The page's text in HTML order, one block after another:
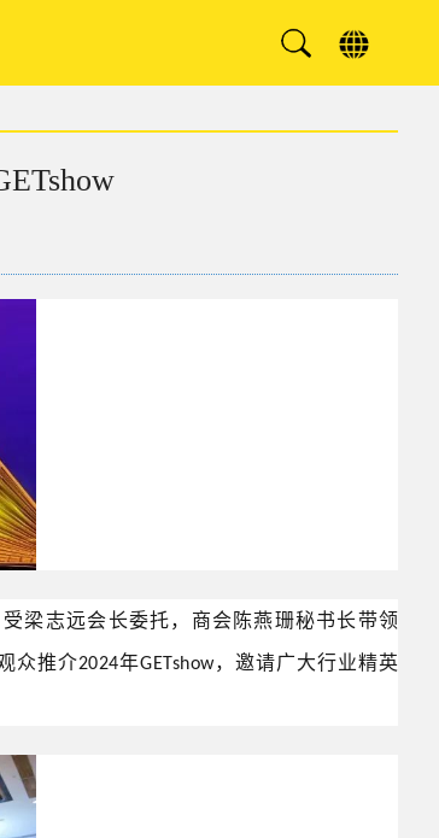
受梁志远会长委托，商会陈燕珊秘书长带领
众推介2024年GETshow，邀请广大行业精英